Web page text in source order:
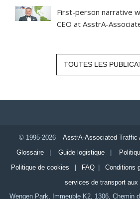
First-person narrative
CEO at AsstrA-
TOUTES LES
© 1995-2026 AsstrA-Associated Traffic
Glossaire| Guide logistique|
Politique de cookies | FAQ | Conditions
services de transport aux
Wengen Park, Immeuble K2, 1306, Chemin